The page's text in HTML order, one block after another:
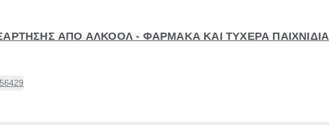
ΑΠΟ ΑΛΚΟΟΛ - ΦΑΡΜΑΚΑ ΚΑΙ ΤΥΧΕΡΑ ΠΑΙΧΝΙΔΙΑ